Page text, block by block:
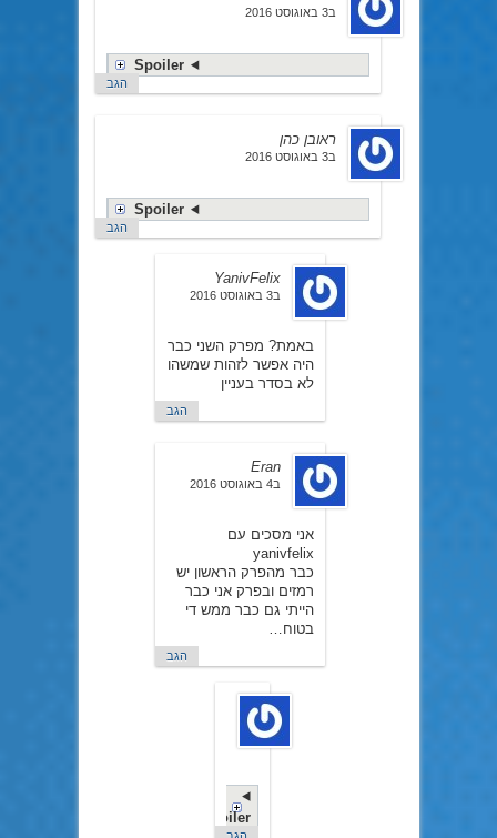
ב3 באוגוסט 2016
Spoiler
הגב
ראובן כהן
ב3 באוגוסט 2016
Spoiler
הגב
YanivFelix
ב3 באוגוסט 2016
באמת? מפרק השני כבר
היה אפשר לזהות שמשהו
לא בסדר בעניין
הגב
Eran
ב4 באוגוסט 2016
אני מסכים עם
yanivfelix
כבר מהפרק הראשון יש
רמזים ובפרק אני כבר
הייתי גם כבר ממש די
בטוח…
הגב
Spoiler